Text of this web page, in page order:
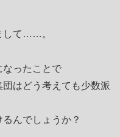
して……。
なったことで
はどう考えても少数派
んでしょうか？